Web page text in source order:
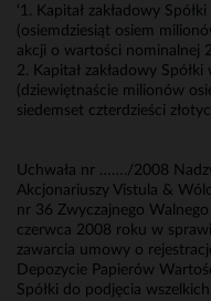
‘1. Kapitał zakładowy
(osiemdziesiąt osiem
akcji o wartości nominalnej
2. Kapitał zakładowy
(dziewiętnaście milionów
siedemset czterdzieści
Uchwała nr ……./2008
Akcjonariuszy Vistula &
nr 36 Zwyczajnego
czerwca 2008 roku w
zawarcia umowy o
Depozycie Papierów
Spółki do podjęcia